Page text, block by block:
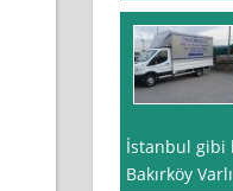
İstanbul gibi
Bakırköy